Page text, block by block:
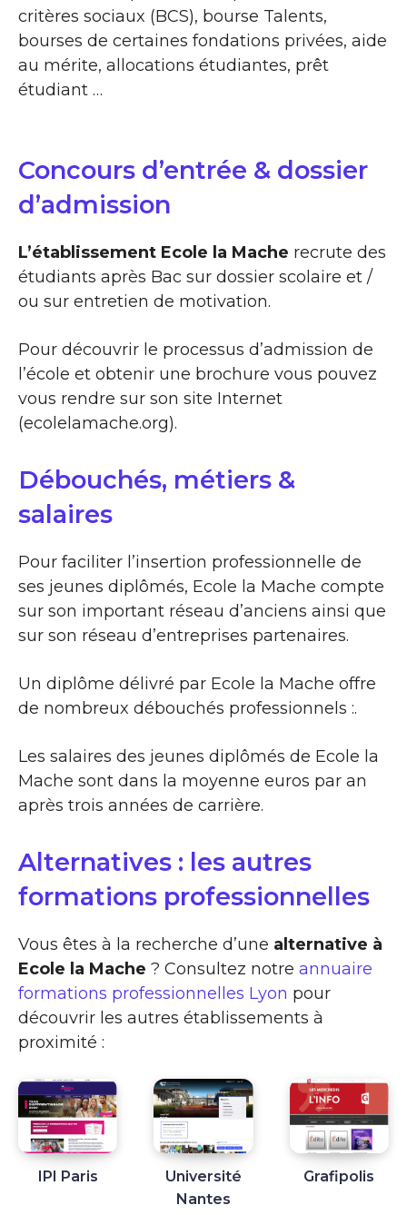
critères sociaux (BCS), bourse Talents,
bourses de certaines fondations privées, aide
au mérite, allocations étudiantes, prêt
étudiant …
Concours d’entrée & dossier
d’admission
L’établissement Ecole la Mache recrute des
étudiants après Bac sur dossier scolaire et /
ou sur entretien de motivation.
Pour découvrir le processus d’admission de
l’école et obtenir une brochure vous pouvez
vous rendre sur son site Internet
(ecolelamache.org).
Débouchés, métiers &
salaires
Pour faciliter l’insertion professionnelle de
ses jeunes diplômés, Ecole la Mache compte
sur son important réseau d’anciens ainsi que
sur son réseau d’entreprises partenaires.
Un diplôme délivré par Ecole la Mache offre
de nombreux débouchés professionnels :.
Les salaires des jeunes diplômés de Ecole la
Mache sont dans la moyenne euros par an
après trois années de carrière.
Alternatives : les autres
formations professionnelles
Vous êtes à la recherche d’une alternative à
Ecole la Mache ? Consultez notre annuaire
formations professionnelles Lyon pour
découvrir les autres établissements à
proximité :
IPI Paris
Université
Nantes
Grafipolis